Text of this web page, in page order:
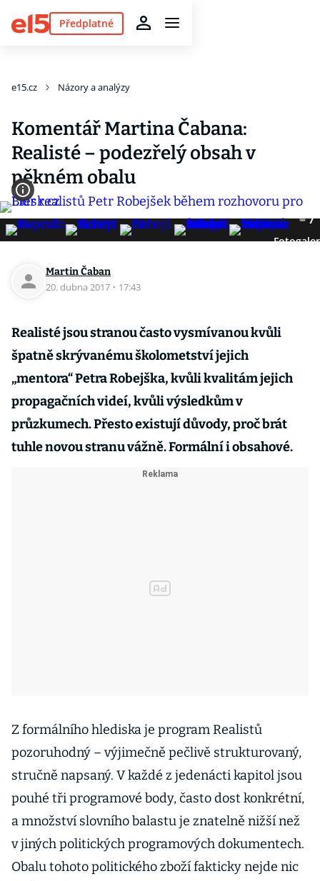
Předplatné
e15.cz Názory a analýzy
Komentář Martina Čabana:
Realisté – podezřelý obsah v
pěkném obalu
7
Martin Čaban
20. dubna 2017 · 17:43
Realisté jsou stranou často vysmívanou kvůli
špatně skrývanému školometství jejich
„mentora“ Petra Robejška, kvůli kvalitám jejich
propagačních videí, kvůli výsledkům v
průzkumech. Přesto existují důvody, proč brát
tuhle novou stranu vážně. Formální i obsahové.
Z formálního hlediska je program Realistů
pozoruhodný – výjimečně pečlivě strukturovaný,
stručně napsaný. V každé z jedenácti kapitol jsou
pouhé tři programové body, často dost konkrétní,
a množství slovního balastu je znatelně nižší než
v jiných politických programových dokumentech.
Obalu tohoto politického zboží fakticky nejde nic